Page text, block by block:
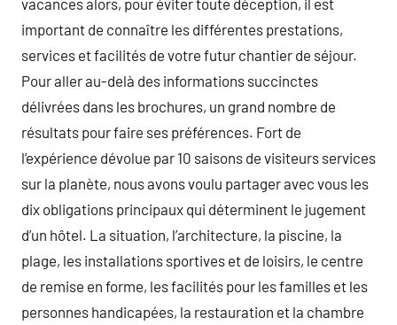
vacances alors, pour éviter toute déception, il est
important de connaître les différentes prestations,
services et facilités de votre futur chantier de séjour.
Pour aller au-delà des informations succinctes
délivrées dans les brochures, un grand nombre de
résultats pour faire ses préférences. Fort de
l’expérience dévolue par 10 saisons de visiteurs services
sur la planète, nous avons voulu partager avec vous les
dix obligations principaux qui déterminent le jugement
d’un hôtel. La situation, l’architecture, la piscine, la
plage, les installations sportives et de loisirs, le centre
de remise en forme, les facilités pour les familles et les
personnes handicapées, la restauration et la chambre